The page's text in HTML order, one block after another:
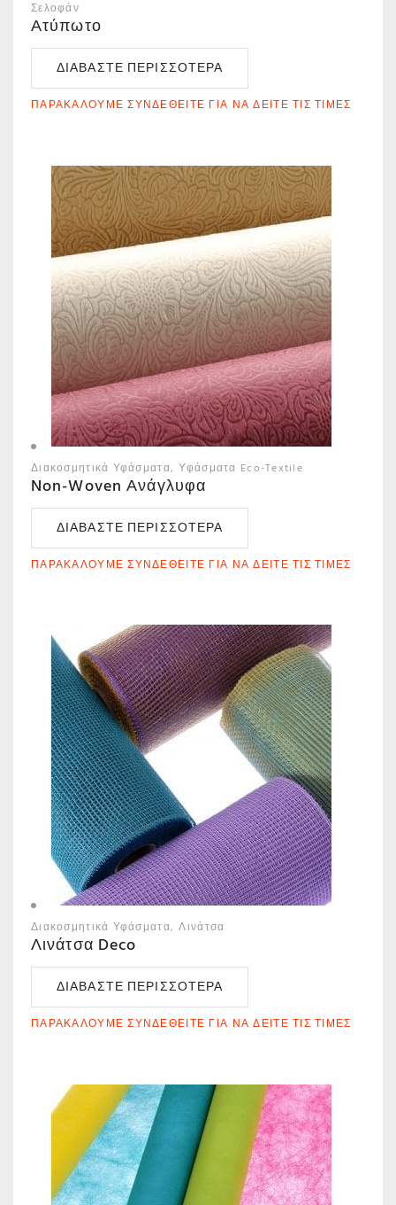
Σελοφάν
Ατύπωτο
ΔΙΑΒΆΣΤΕ ΠΕΡΙΣΣΌΤΕΡΑ
ΠΑΡΑΚΑΛΟΎΜΕ ΣΥΝΔΕΘΕΊΤΕ ΓΙΑ ΝΑ ΔΕΊΤΕ ΤΙΣ ΤΙΜΈΣ
Διακοσμητικά Υφάσματα Υφάσματα Eco-Textile
Non-Woven Ανάγλυφα
ΔΙΑΒΆΣΤΕ ΠΕΡΙΣΣΌΤΕΡΑ
ΠΑΡΑΚΑΛΟΎΜΕ ΣΥΝΔΕΘΕΊΤΕ ΓΙΑ ΝΑ ΔΕΊΤΕ ΤΙΣ ΤΙΜΈΣ
Διακοσμητικά Υφάσματα Λινάτσα
Λινάτσα Deco
ΔΙΑΒΆΣΤΕ ΠΕΡΙΣΣΌΤΕΡΑ
ΠΑΡΑΚΑΛΟΎΜΕ ΣΥΝΔΕΘΕΊΤΕ ΓΙΑ ΝΑ ΔΕΊΤΕ ΤΙΣ ΤΙΜΈΣ